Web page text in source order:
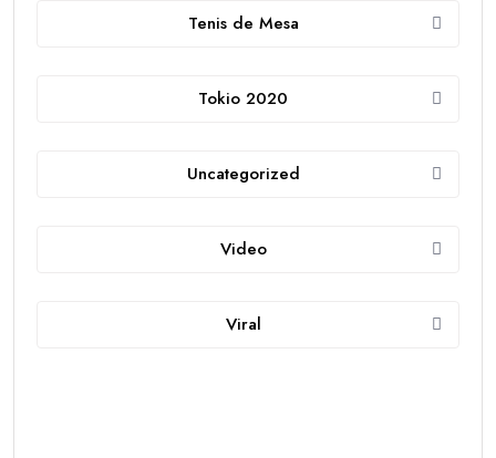
Tenis de Mesa
Tokio 2020
Uncategorized
Video
Viral